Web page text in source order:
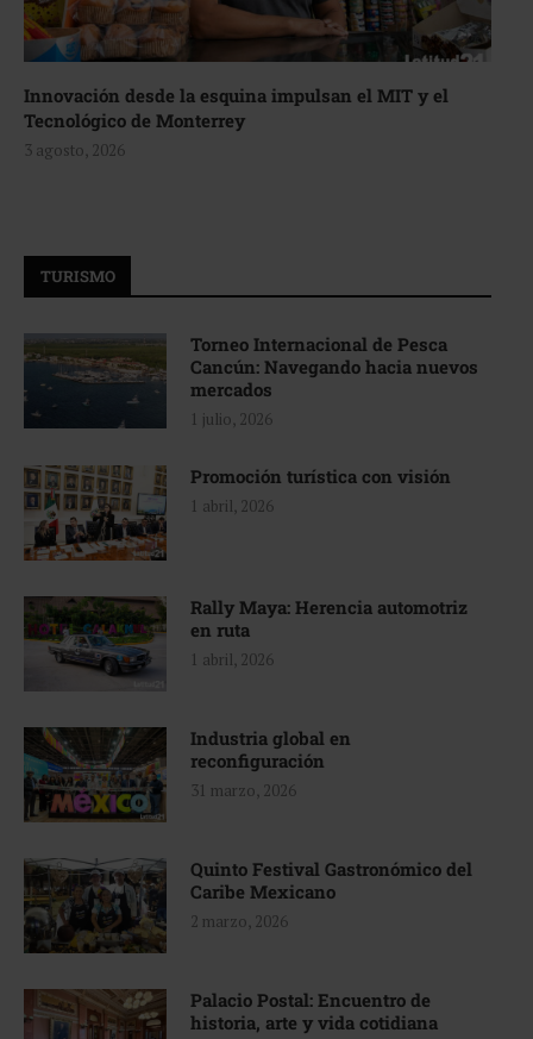
Innovación desde la esquina impulsan el MIT y el
Tecnológico de Monterrey
3 agosto, 2026
TURISMO
Torneo Internacional de Pesca
Cancún: Navegando hacia nuevos
mercados
1 julio, 2026
Promoción turística con visión
1 abril, 2026
Rally Maya: Herencia automotriz
en ruta
1 abril, 2026
Industria global en
reconfiguración
31 marzo, 2026
Quinto Festival Gastronómico del
Caribe Mexicano
2 marzo, 2026
Palacio Postal: Encuentro de
historia, arte y vida cotidiana